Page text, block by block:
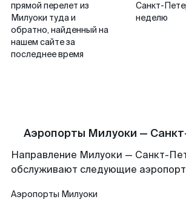
прямой перелет из
Милуоки туда и
обратно, найденный на
нашем сайте за
последнее время
Санкт-
неделю
Аэропорты Милуоки —
Направление Милуоки — Санкт-
обслуживают следующие
Аэропорты Милуоки